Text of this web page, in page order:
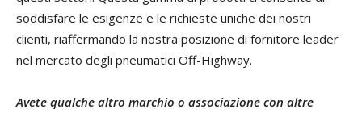
soddisfare le esigenze e le richieste uniche dei nostri
clienti, riaffermando la nostra posizione di fornitore leader
nel mercato degli pneumatici Off-Highway.
Avete qualche altro marchio o associazione con altre